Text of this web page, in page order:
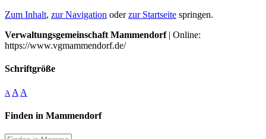
Zum Inhalt, zur Navigation oderzur Startseite springen.
Verwaltungsgemeinschaft Mammendorf| Online:
https://www.vgmammendorf.de/
Schriftgröße
A A A
Finden in Mammendorf